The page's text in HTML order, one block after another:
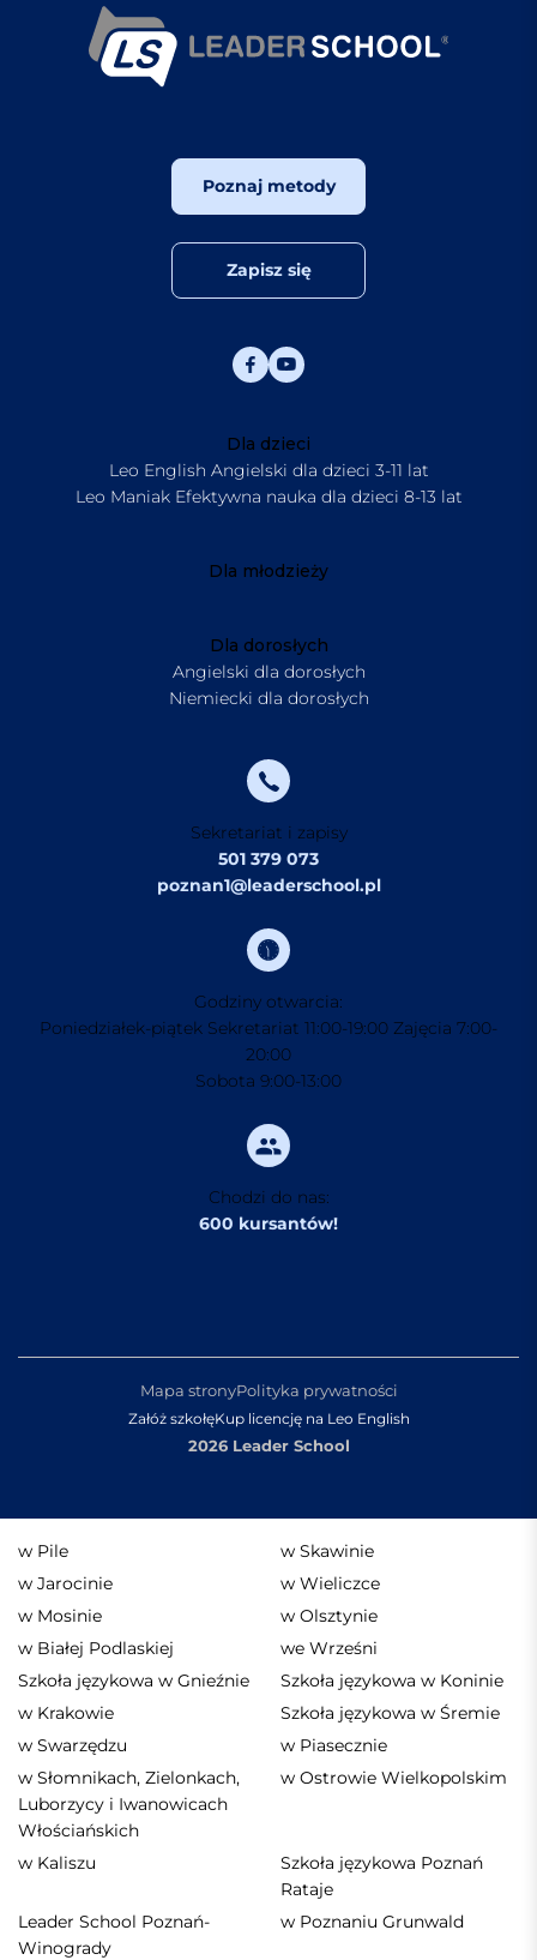
Poznaj metody
Zapisz się
Dla dzieci
Leo English Angielski dla dzieci 3-11 lat
Leo Maniak Efektywna nauka dla dzieci 8-13 lat
Dla młodzieży
Dla dorosłych
Angielski dla dorosłych
Niemiecki dla dorosłych
Sekretariat i zapisy
501 379 073
poznan1@leaderschool.pl
Godziny otwarcia:
Poniedziałek-piątek Sekretariat 11:00-19:00 Zajęcia 7:00-
20:00
Sobota 9:00-13:00
Chodzi do nas:
600 kursantów!
2026 Leader School
Załóż szkołęKup licencję na Leo English
Mapa stronyPolityka prywatności
w Pile
w Skawinie
w Jarocinie
w Wieliczce
w Mosinie
w Olsztynie
w Białej Podlaskiej
we Wrześni
Szkoła językowa w Gnieźnie
Szkoła językowa w Koninie
w Krakowie
Szkoła językowa w Śremie
w Swarzędzu
w Piasecznie
w Słomnikach, Zielonkach,
Luborzycy i Iwanowicach
Włościańskich
w Ostrowie Wielkopolskim
w Kaliszu
Szkoła językowa Poznań
Rataje
Leader School Poznań-
Winogrady
w Poznaniu Grunwald